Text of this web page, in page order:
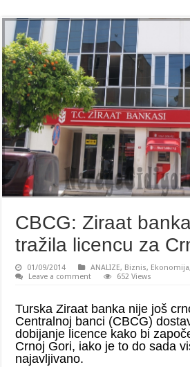
CBCG: Ziraat
tražila licencu za
01/09/2014 ANALIZE, Biznis, Ekonomija,
Leave a comment
652 Views
Turska Ziraat banka nije još
Centralnoj banci (CBCG)
dobijanje licence kako bi
Crnoj Gori, iako je to do sada
najavljivano.